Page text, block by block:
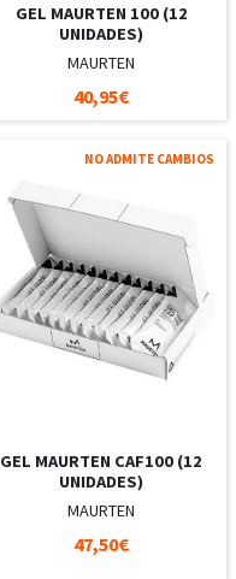
GEL MAURTEN 100 (12
UNIDADES)
MAURTEN
40,95€
NO ADMITE CAMBIOS
GEL MAURTEN CAF100 (12
UNIDADES)
MAURTEN
47,50€